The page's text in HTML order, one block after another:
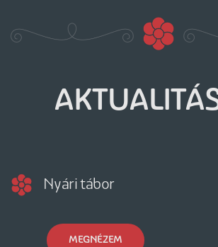
Nyári tábor
MEGNÉZEM